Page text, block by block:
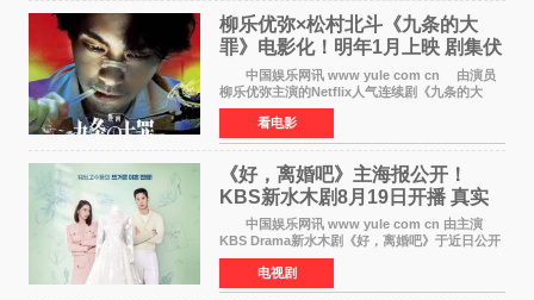
柳乐优弥×松村北斗《九条的大
罪》电影化！明年1月上映 剧集伏
笔将全面揭晓
中国娱乐网讯 www yule com cn 由演员
柳乐优弥主演的Netflix人气连续剧《九条的大
罪》正式宣布改编为电影，将于明年1月8日全国
上映。柳乐优弥与SixTONES松村北斗再度联
手，为观众带来这部
看电影
《好，离婚吧》主海报公开！
KBS新水木剧8月19日开播 真实
离婚体验记来袭
中国娱乐网讯 www yule com cn 由主演
KBS Drama新水木剧《好，离婚吧》于近日公开
主海报，正式进入开播倒计时。 海报中，男
女主角背对背站立，各自望向不同方向，中央的
空白与冷漠的表情
电视剧